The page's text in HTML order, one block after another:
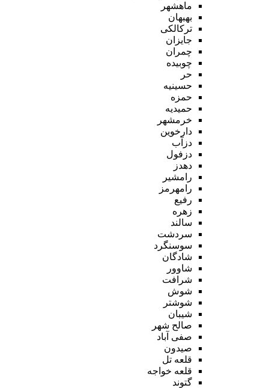
ماهشهر
بهبهان
ترکالکی
جایزان
چمران
چوبیده
حر
حسینیه
حمزه
حمیدیه
خرمشهر
دارخوین
دزآب
دزفول
دهدز
رامشیر
رامهرمز
رفیع
زهره
سالند
سردشت
سوسنگرد
شادگان
شاوور
شرافت
شوش
شوشتر
شیبان
صالح شهر
صفی آباد
صیدون
قلعه تل
قلعه خواجه
گتوند